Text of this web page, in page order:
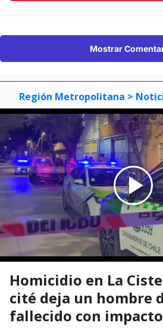
Mostrar
Región Metropolitana >
Homicidio en La
cité deja un hombre
fallecido con